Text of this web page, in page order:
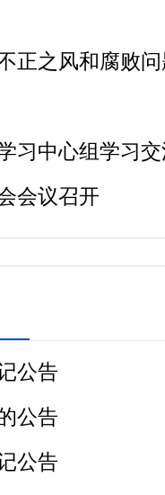
正之风和腐败
习中心组学习
会议召开
公告
公告
公告